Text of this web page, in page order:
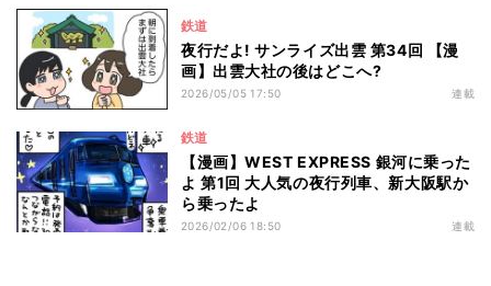
鉄道
夜行だよ! サンライズ出雲 第34回 【漫
画】出雲大社の後はどこへ?
2026/05/05 17:50 連載
鉄道
【漫画】WEST EXPRESS 銀河に乗った
よ 第1回 大人気の夜行列車、新大阪駅か
ら乗ったよ
2026/02/06 18:50 連載